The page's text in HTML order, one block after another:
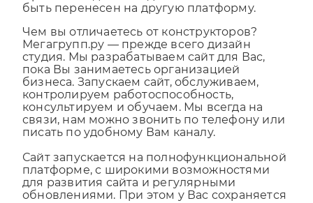
При необходимости дизайн сайта может
Чем вы отличаетесь от конструкторов?
Мегагрупп.ру — прежде всего дизайн
студия. Мы разрабатываем сайт для Вас,
пока Вы занимаетесь организацией
бизнеса. Запускаем сайт, обслуживаем,
контролируем работоспособность,
консультируем и обучаем. Мы всегда на
связи, нам можно звонить по телефону или
Сайт запускается на полнофункциональной
платформе, с широкими возможностями
для развития сайта и регулярными